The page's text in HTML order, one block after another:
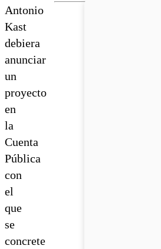
Antonio
Kast
debiera
anunciar
un
proyecto
en
la
Cuenta
Pública
con
el
que
se
concrete